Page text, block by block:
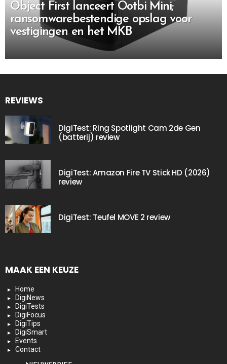
Object First lanceert Ootbi Mini;
ransomwarebestendige opslag voor
vestigingen en het MKB
REVIEWS
DigiTest: Ring Spotlight Cam 2de Gen
(batterij) review
DigiTest: Amazon Fire TV Stick HD (2026)
review
DigiTest: Teufel MOVE 2 review
MAAK EEN KEUZE
Home
DigiNews
DigiTests
DigiFocus
DigiTips
DigiSmart
Events
Contact